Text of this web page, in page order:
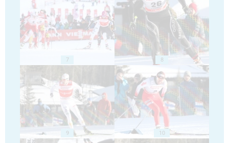
7 8
9 10